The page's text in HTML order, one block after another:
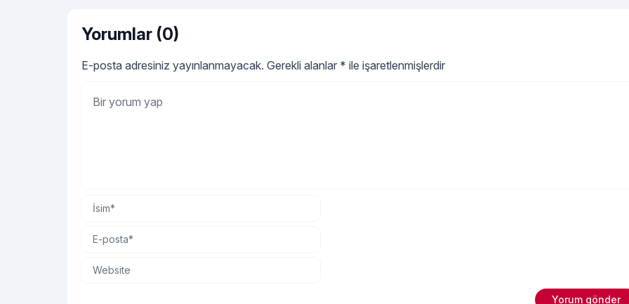
Yorumlar (0)
E-posta adresiniz yayınlanmayacak. Gerekli alanlar * ile işaretlenmişlerdir